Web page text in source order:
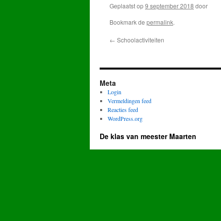
Geplaatst op9 september 2018 door
Bookmark de permalink.
← Schoolactiviteiten
Meta
Login
Vermeldingen feed
Reacties feed
WordPress.org
De klas van meester Maarten